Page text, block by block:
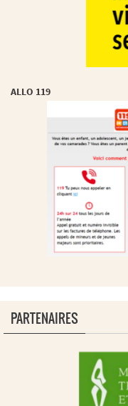
ALLO 119
PARTENAIRES